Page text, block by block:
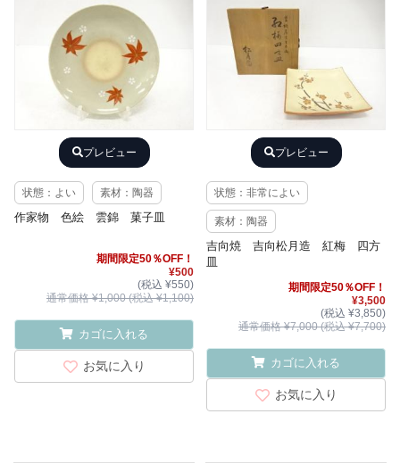
プレビュー
状態：よい 素材：陶器
作家物 色絵 雲錦 菓子皿
期間限定50％OFF！
¥500
(税込 ¥550)
通常価格 ¥1,000 (税込 ¥1,100)
カゴに入れる
お気に入り
プレビュー
状態：非常によい
素材：陶器
吉向焼 吉向松月造 紅梅 四方
皿
期間限定50％OFF！
¥3,500
(税込 ¥3,850)
通常価格 ¥7,000 (税込 ¥7,700)
カゴに入れる
お気に入り